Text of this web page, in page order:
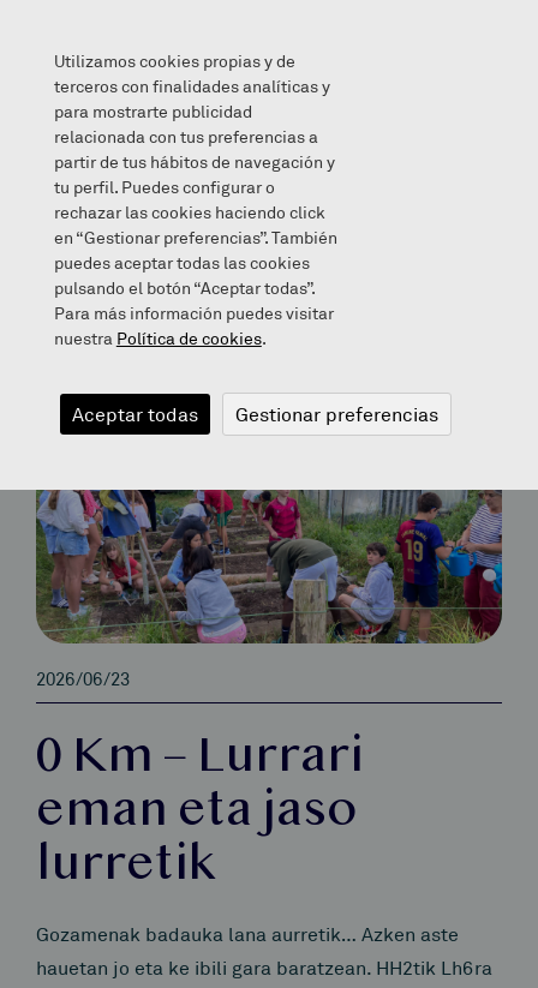
Archives for December 16, 2022
Bloga
2026/06/23
0 Km – Lurrari
eman eta jaso
lurretik
Gozamenak badauka lana aurretik… Azken aste
hauetan jo eta ke ibili gara baratzean. HH2tik Lh6ra
Utilizamos cookies propias y de
terceros con finalidades analíticas y
para mostrarte publicidad
relacionada con tus preferencias a
partir de tus hábitos de navegación y
tu perfil. Puedes configurar o
rechazar las cookies haciendo click
en “Gestionar preferencias”. También
puedes aceptar todas las cookies
pulsando el botón “Aceptar todas”.
Para más información puedes visitar
nuestra Política de cookies.
Aceptar todas Gestionar preferencias